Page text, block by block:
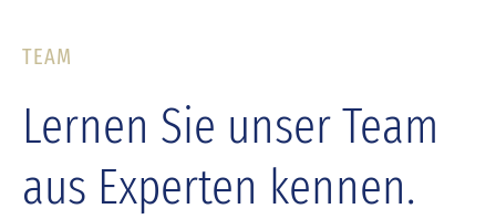
TEAM
Lernen Sie unser Team
aus Experten kennen.